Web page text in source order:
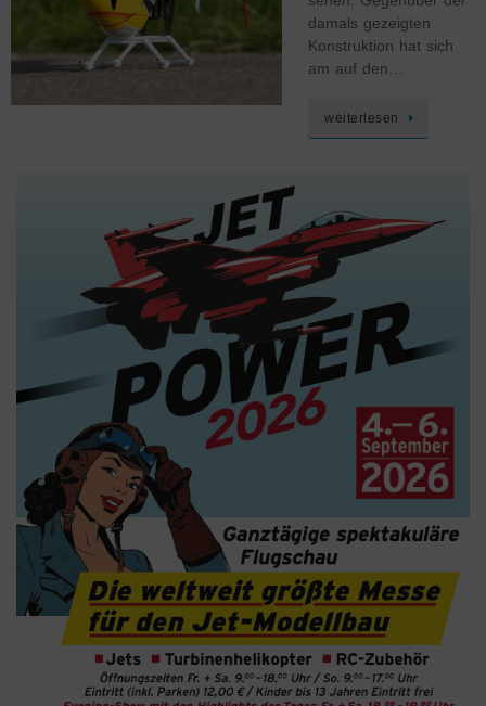
damals gezeigten
Konstruktion hat sich
am auf den…
weiterlesen